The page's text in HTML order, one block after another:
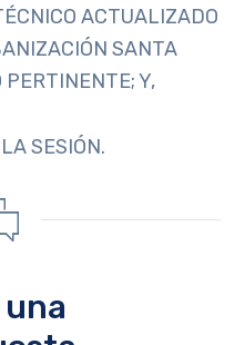
ACTUALIZADO
SANTA
PERTINENTE; Y,
SESIÓN.
una